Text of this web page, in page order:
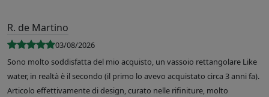
R. de Martino
03/08/2026
Sono molto soddisfatta del mio acquisto, un vassoio rettangolare Like
water, in realtà è il secondo (il primo lo avevo acquistato circa 3 anni fa).
Articolo effettivamente di design, curato nelle rifiniture, molto